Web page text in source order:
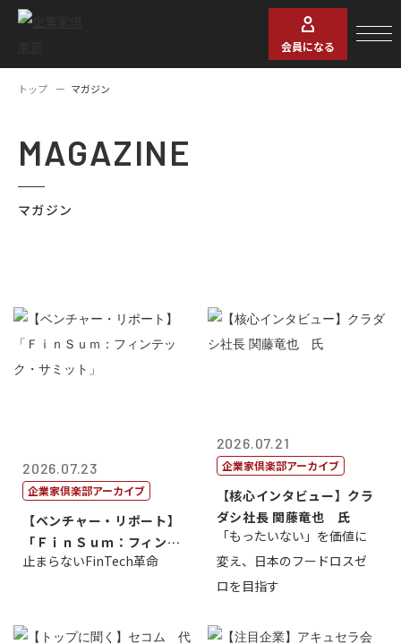
会員になる
トップ マガジン
MAGAZINE
マガジン
2026.07.23
企業家倶楽部アーカイブ
【ベンチャー・リポート】
「ＦｉｎＳｕｍ：フィンテ
ック・サミッ...
止まらないFinTech革命
2026.07.21
企業家倶楽部アーカイブ
【核心インタビュー】クラ
ダシ社長 関藤竜也 氏
「もったいない」を価値に
変え、日本のフードロスゼ
ロを目指す